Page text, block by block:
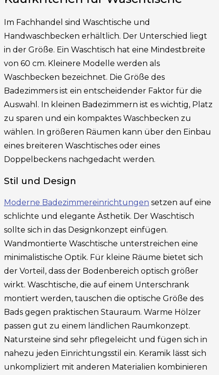
Im Fachhandel sind Waschtische und
Handwaschbecken erhältlich. Der Unterschied liegt
in der Größe. Ein Waschtisch hat eine Mindestbreite
von 60 cm. Kleinere Modelle werden als
Waschbecken bezeichnet. Die Größe des
Badezimmers ist ein entscheidender Faktor für die
Auswahl. In kleinen Badezimmern ist es wichtig, Platz
zu sparen und ein kompaktes Waschbecken zu
wählen. In größeren Räumen kann über den Einbau
eines breiteren Waschtisches oder eines
Doppelbeckens nachgedacht werden.
Stil und Design
Moderne Badezimmereinrichtungen setzen auf eine
schlichte und elegante Ästhetik. Der Waschtisch
sollte sich in das Designkonzept einfügen.
Wandmontierte Waschtische unterstreichen eine
minimalistische Optik. Für kleine Räume bietet sich
der Vorteil, dass der Bodenbereich optisch größer
wirkt. Waschtische, die auf einem Unterschrank
montiert werden, tauschen die optische Größe des
Bads gegen praktischen Stauraum. Warme Hölzer
passen gut zu einem ländlichen Raumkonzept.
Natursteine sind sehr pflegeleicht und fügen sich in
nahezu jeden Einrichtungsstil ein. Keramik lässt sich
unkompliziert mit anderen Materialien kombinieren